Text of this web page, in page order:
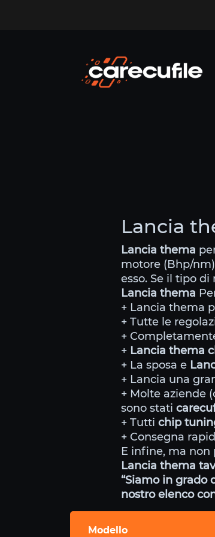
Lancia
Lancia thema
motore (Bhp/
esso. Se il tipo
Lancia thema
+ Lancia thema
+ Tutte le
+
+ Lancia thema
+ La sposa e
+ Lancia una
+ Molte aziende
sono stati
+ Tutti chip
+ Consegna
E infine, ma
Lancia thema
“Siamo in grado
nostro elenco
Modello